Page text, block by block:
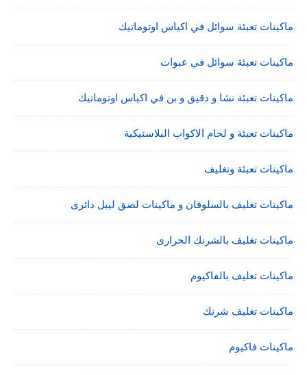
ماكينات تعبئة سوائل في اكياس اوتوماتيك
ماكينات تعبئة سوائل في عبوات
ماكينات تعبئة نشا و دقيق و بن في اكياس اوتوماتيك
ماكينات تعبئة و لحام الاكواب البلاستيكية
ماكينات تعبئة وتغليف
ماكينات تغليف بالسلوفان و ماكينات لصق ليبل دائرى
ماكينات تغليف بالشرنك الحرارى
ماكينات تغليف بالفاكيوم
ماكينات تغليف شرنك
ماكينات فاكيوم